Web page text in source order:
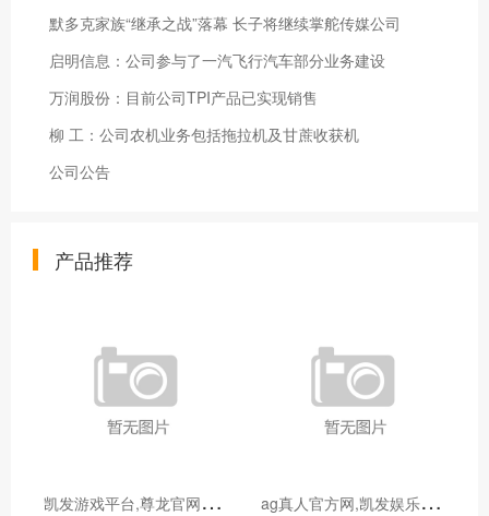
默多克家族“继承之战”落幕 长子将继续掌舵传媒公司
启明信息：公司参与了一汽飞行汽车部分业务建设
万润股份：目前公司TPI产品已实现销售
柳 工：公司农机业务包括拖拉机及甘蔗收获机
公司公告
产品推荐
凯
发游戏平台,尊龙官网登陆地址_宝妈玩转电商带货：无货源模式轻松起步，新手也能快速上手 a
g真人官方网,凯发娱乐最新优惠_发挥宝妈优势：教育类兼职大盘点，既能带娃又能赚钱